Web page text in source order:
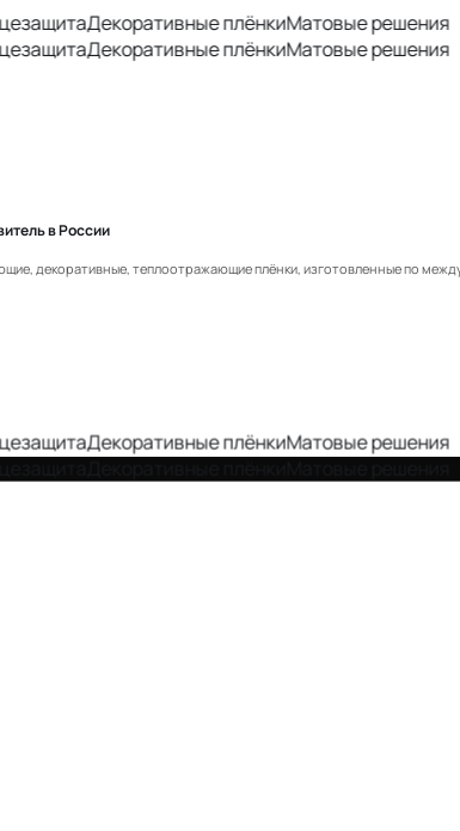
Декоративные плёнкиМатовые решения
Декоративные плёнкиМатовые решения
в России
декоративные, теплоотражающие плёнки, изготовленные по
Декоративные плёнкиМатовые решения